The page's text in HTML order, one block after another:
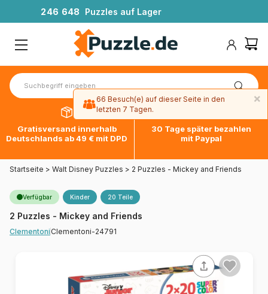
246 648 Puzzles auf Lager
Gratisversand innerhalb
Deutschlands ab 49 € mit DPD
30 Tage später bezahlen
mit Paypal
Startseite > Walt Disney Puzzles > 2 Puzzles - Mickey and Friends
Verfügbar Kinder 20 Teile
2 Puzzles - Mickey and Friends
Clementoni Clementoni-24791
×
66 Besuch(e) auf dieser Seite in den
letzten 7 Tagen.